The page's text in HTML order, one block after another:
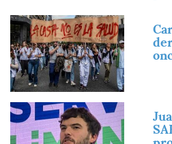
Imagen
Imagen